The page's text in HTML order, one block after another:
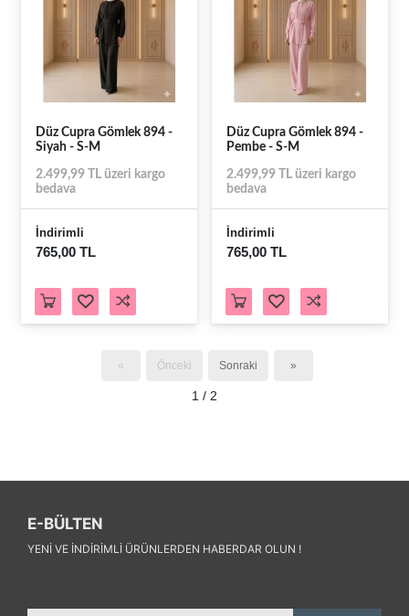
Düz Cupra Gömlek 894 -
Siyah - S-M
2.499,99 TL üzeri kargo
bedava
İndirimli
765,00 TL
Düz Cupra Gömlek 894 -
Pembe - S-M
2.499,99 TL üzeri kargo
bedava
İndirimli
765,00 TL
« Önceki Sonraki »
1 / 2
E-BÜLTEN
YENI VE INDIRIMLI ÜRÜNLERDEN HABERDAR OLUN !